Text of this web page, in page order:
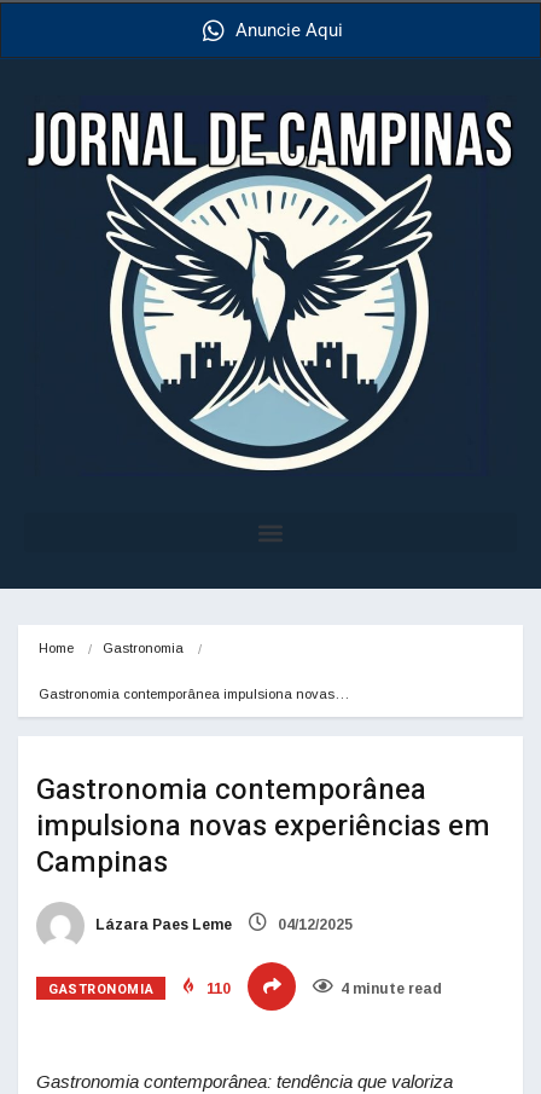
Anuncie Aqui
Home Gastronomia
Gastronomia contemporânea impulsiona novas…
Gastronomia contemporânea
impulsiona novas experiências em
Campinas
Lázara Paes Leme 04/12/2025
GASTRONOMIA 110 4 minute read
Gastronomia contemporânea: tendência que valoriza